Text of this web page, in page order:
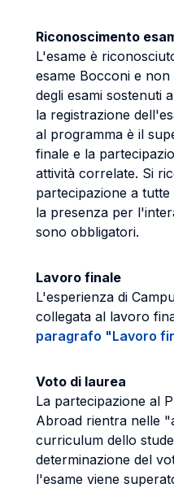
Riconoscimento
L'esame è
esame Bocconi e
degli esami sostenuti
la registrazione
al programma è il
finale e la
attività correlate. Si
partecipazione a
la presenza per
sono obbligatori.
Lavoro finale
L'esperienza di
collegata al lavoro
paragrafo "Lavoro
Voto di laurea
La partecipazione al
Abroad rientra nelle
curriculum dello
determinazione del
l'esame viene